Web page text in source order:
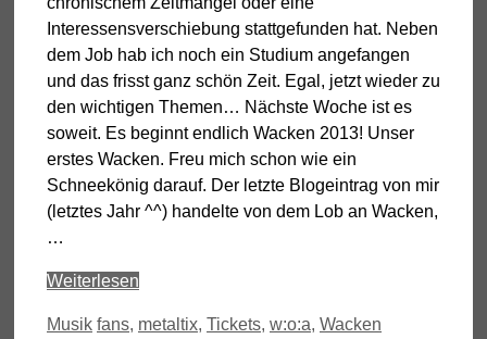
Interessensverschiebung stattgefunden hat. Neben
dem Job hab ich noch ein Studium angefangen
und das frisst ganz schön Zeit. Egal, jetzt wieder zu
den wichtigen Themen… Nächste Woche ist es
soweit. Es beginnt endlich Wacken 2013! Unser
erstes Wacken. Freu mich schon wie ein
Schneekönig darauf. Der letzte Blogeintrag von mir
(letztes Jahr ^^) handelte von dem Lob an Wacken,
…
Weiterlesen
Kategorien
Musik Schlagwörter
fans, metaltix, Tickets, w:o:a, Wacken